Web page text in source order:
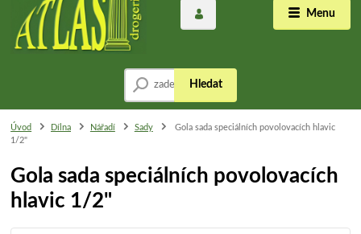
Menu
Hledat
Úvod Dílna Nářadí Sady
Gola sada speciálních povolovacích hlavic
1/2"
Gola sada speciálních povolovacích
hlavic 1/2"